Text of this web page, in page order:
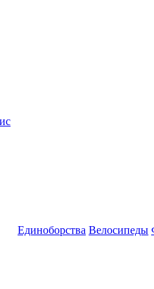
Единоборства Велосипеды